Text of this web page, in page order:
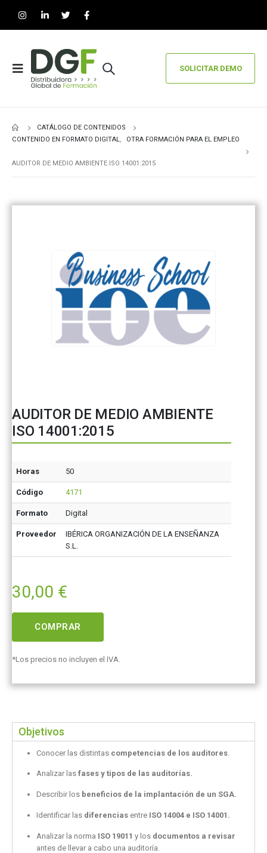
SOLICITAR DEMO
CATÁLOGO DE CONTENIDOS
CONTENIDO EN FORMATO DIGITAL, OTRA FORMACIÓN PARA EL EMPLEO
AUDITOR DE MEDIO AMBIENTE ISO 14001:2015
AUDITOR DE MEDIO AMBIENTE
ISO 14001:2015
Horas 50
Código 4171
Formato Digital
Proveedor
IBÉRICA ORGANIZACIÓN DE LA ENSEÑANZA
S.L.
30,00 €
COMPRAR
*Los precios no incluyen el IVA.
Objetivos
Conocer las distintas competencias de los auditores.
Analizar lasfases y tipos de las auditorías.
Describir los beneficios de la implantación de un SGA.
Identificar las diferenciasentreISO 14004 e ISO 14001.
Analizar la norma ISO 19011 y los documentos a revisar
antes de llevar a cabo una auditoría.